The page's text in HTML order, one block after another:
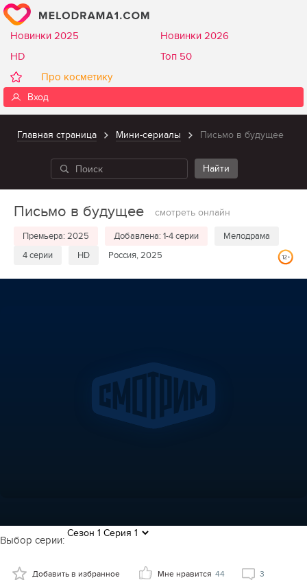
Новинки 2025
Новинки 2026
HD
Топ 50
Про косметику
Вход
Главная страница Мини-сериалы Письмо в будущее
Письмо в будущее смотреть онлайн
Премьера: 2025 Добавлена: 1-4 серии
Мелодрама
4 серии
HD Россия, 2025
Выбор серии:
Добавить в избранное Мне нравится 44 3